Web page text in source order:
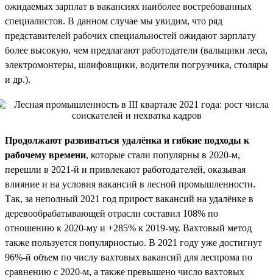
ожидаемых зарплат в вакансиях наиболее востребованных
специалистов. В данном случае мы увидим, что ряд
представителей рабочих специальностей ожидают зарплату
более высокую, чем предлагают работодатели (вальщики леса,
электромонтеры, шлифовщики, водители погрузчика, столяры
и др.).
Продолжают развиваться удалёнка и гибкие подходы к
рабочему времени, которые стали популярны в 2020-м,
перешли в 2021-й и привлекают работодателей, оказывая
влияние и на условия вакансий в лесной промышленности.
Так, за неполный 2021 год прирост вакансий на удалёнке в
деревообрабатывающей отрасли составил 108% по
отношению к 2020-му и +285% к 2019-му. Вахтовый метод
также пользуется популярностью. В 2021 году уже достигнут
96%-й объем по числу вахтовых вакансий для леспрома по
сравнению с 2020-м, а также превышено число вахтовых